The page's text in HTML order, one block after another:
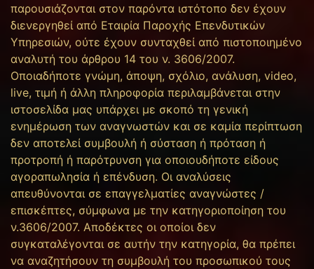
παρουσιάζονται στον παρόντα ιστότοπο δεν έχουν
διενεργηθεί από Εταιρία Παροχής Επενδυτικών
Υπηρεσιών, ούτε έχουν συνταχθεί από πιστοποιημένο
αναλυτή του άρθρου 14 του ν. 3606/2007.
Οποιαδήποτε γνώμη, άποψη, σχόλιο, ανάλυση, video,
live, τιμή ή άλλη πληροφορία περιλαμβάνεται στην
ιστοσελίδα μας υπάρχει με σκοπό τη γενική
ενημέρωση των αναγνωστών και σε καμία περίπτωση
δεν αποτελεί συμβουλή ή σύσταση ή πρόταση ή
προτροπή ή παρότρυνση για οποιουδήποτε είδους
αγοραπωλησία ή επένδυση. Οι αναλύσεις
απευθύνονται σε επαγγελματίες αναγνώστες /
επισκέπτες, σύμφωνα με την κατηγοριοποίηση του
ν.3606/2007. Αποδέκτες οι οποίοι δεν
συγκαταλέγονται σε αυτήν την κατηγορία, θα πρέπει
να αναζητήσουν τη συμβουλή του προσωπικού τους